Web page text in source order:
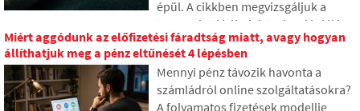
tehetünk rendet az online nyomaink
épül. A cikkben megvizsgáljuk a
tengeralatti kábelek technológiáját.
Megtudhatja, hogyan működnek az
optikai szálak, mit jelent azok
hajókról való lefektetése, és hogyan
váltak az óceánok mélyei
Miért aggódunk az előfizetési fáradtság miatt, avagy hogyan
állíthatjuk meg a pénz eltűnését 4 lépésben
Mennyi pénz távozik havonta a
számládról online szolgáltatásokra?
A folyamatos fizetések modellje